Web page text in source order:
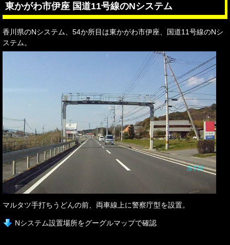
東かがわ市伊座 国道11号線のNシステム
香川県のNシステム、54か所目は東かがわ市伊座、国道11号線のNシ
ステム。
マルタツ手打ちうどんの前、両車線上に警察庁型を設置。
Nシステム設置場所をグーグルマップで確認